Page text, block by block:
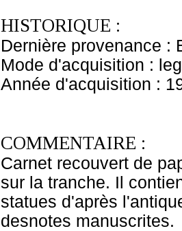
HISTORIQUE :
Dernière provenance :
Mode d'acquisition :
Année d'acquisition :
COMMENTAIRE :
Carnet recouvert de
sur la tranche. Il
statues d'après
desnotes manuscrites.